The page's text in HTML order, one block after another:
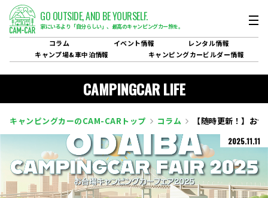
GO OUTSIDE,AND BE YOURSELF.
家にいるより「自分らしい」、 最高のキャンピングカー旅を。
コラム イベント情報 レンタル情報
キャンプ場&車中泊情報 キャンピングカービルダー情報
CAMPINGCAR LIFE
キャンピングカーのCAM-CARトップ コラム 【随時更新！】お
2025.11.11